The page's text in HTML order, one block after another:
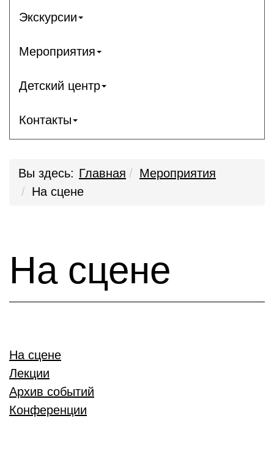
Экскурсии
Мероприятия
Детский центр
Контакты
Вы здесь: Главная
Мероприятия
На сцене
На сцене
На сцене
Лекции
Архив событий
Конференции